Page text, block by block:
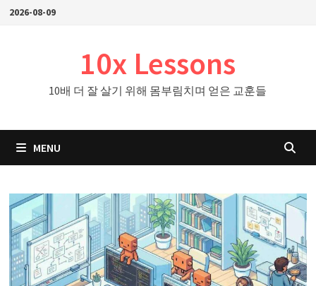
Skip2026-08-09
10x Lessons
10배 더 잘 살기 위해 몸부림치며 얻은 교훈들
MENU